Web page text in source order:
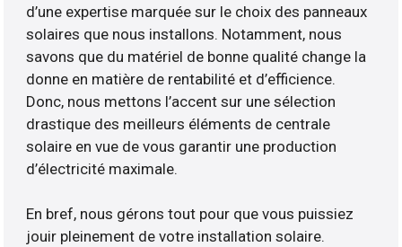
d’une expertise marquée sur le choix des panneaux
solaires que nous installons. Notamment, nous
savons que du matériel de bonne qualité change la
donne en matière de rentabilité et d’efficience.
Donc, nous mettons l’accent sur une sélection
drastique des meilleurs éléments de centrale
solaire en vue de vous garantir une production
d’électricité maximale.
En bref, nous gérons tout pour que vous puissiez
jouir pleinement de votre installation solaire.